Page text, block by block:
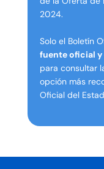
2024.
Solo el Boletín
fuente oficial y
para consultar
opción más
Oficial del